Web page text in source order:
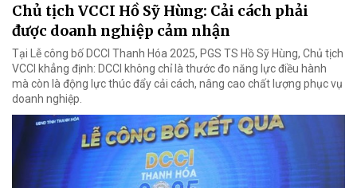
Chủ tịch VCCI Hồ Sỹ Hùng: Cải cách phải
được doanh nghiệp cảm nhận
Tại Lễ công bố DCCI Thanh Hóa 2025, PGS TS Hồ Sỹ Hùng, Chủ tịch
VCCI khẳng định: DCCI không chỉ là thước đo năng lực điều hành
mà còn là động lực thúc đẩy cải cách, nâng cao chất lượng phục vụ
doanh nghiệp.